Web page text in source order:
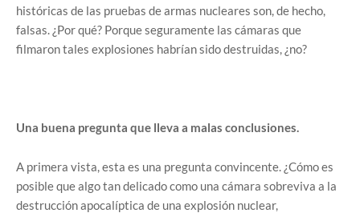
históricas de las pruebas de armas nucleares son, de hecho,
falsas. ¿Por qué? Porque seguramente las cámaras que
filmaron tales explosiones habrían sido destruidas, ¿no?
Una buena pregunta que lleva a malas conclusiones.
A primera vista, esta es una pregunta convincente. ¿Cómo es
posible que algo tan delicado como una cámara sobreviva a la
destrucción apocalíptica de una explosión nuclear,